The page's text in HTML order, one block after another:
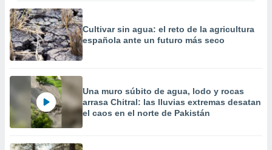
Cultivar sin agua: el reto de la agricultura
española ante un futuro más seco
Una muro súbito de agua, lodo y rocas
arrasa Chitral: las lluvias extremas desatan
el caos en el norte de Pakistán